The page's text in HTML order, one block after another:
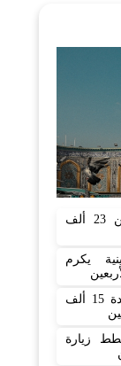
شعبة فاطمة بنت أسد تسجل أكثر من 23 ألف
يكرم
معهد القرآن الكريم النسوي يعلن استفادة 15 ألف
زيارة